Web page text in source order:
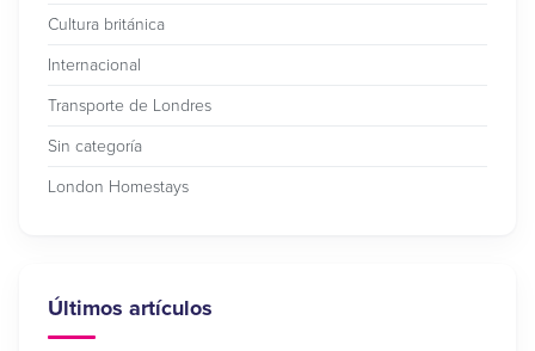
Cultura británica
Internacional
Transporte de Londres
Sin categoría
London Homestays
Últimos artículos